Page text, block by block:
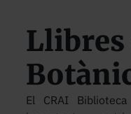
Llibres
El CRAI